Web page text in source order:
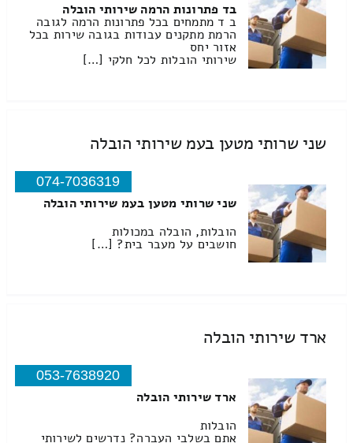
בד פתרונות הרמה שירותי הובלה
ב ד מתמחים בכל פתרונות הרמה לגובה
הרמת מתקנים עבודות בגובה שירות בכל
אזור יחס
שירותי הובלות לכל חלקי […]
שני שרותי מטען בעמ שירותי הובלה
074-7036319
שני שרותי מטען בעמ שירותי הובלה
הובלות, הובלה במכולות
חושבים על מעבר בית? […]
ארד שירותי הובלה
053-7638920
ארד שירותי הובלה
הובלות
אתם בשלבי העברה? נדרשים לשירותי